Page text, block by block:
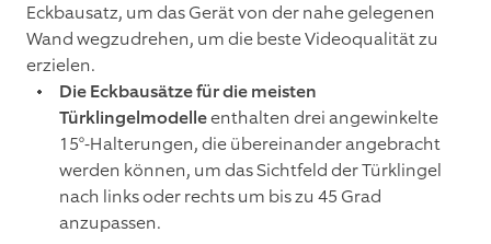
Eckbausatz, um das Gerät von der nahe gelegenen
Wand wegzudrehen, um die beste Videoqualität zu
erzielen.
Die Eckbausätze für die meisten
Türklingelmodelleenthalten drei angewinkelte
15°-Halterungen, die übereinander angebracht
werden können, um das Sichtfeld der Türklingel
nach links oder rechts um bis zu 45 Grad
anzupassen.